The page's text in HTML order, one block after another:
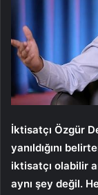
İktisatçı Özgür
yanıldığını
iktisatçı olabilir
aynı şey değil.